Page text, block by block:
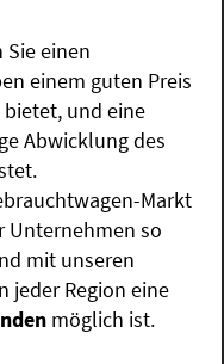
Sie einen
einem guten Preis
bietet, und eine
Abwicklung des
Markt
Unternehmen so
mit unseren
jeder Region eine
möglich ist.